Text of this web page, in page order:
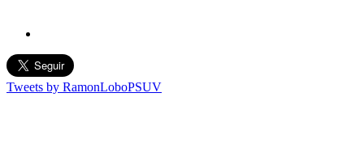
Tweets by RamonLoboPSUV